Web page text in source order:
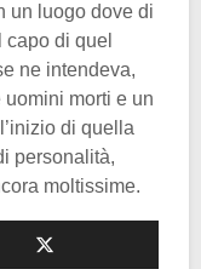
un luogo dove di
di quel
ne intendeva,
morti e un
di quella
personalità,
moltissime.